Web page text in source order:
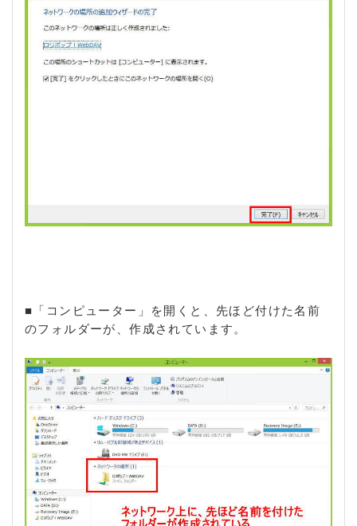
■「コンピューター」を開くと、先ほど付けた名前
のフォルダーが、作成されています。